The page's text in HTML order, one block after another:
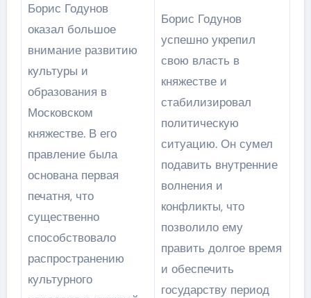
Борис Годунов
оказал большое
внимание развитию
культуры и
образования в
Московском
княжестве. В его
правление была
основана первая
печатня, что
существенно
способствовало
распространению
культурного
Борис Годунов
успешно укрепил
свою власть в
княжестве и
стабилизировал
политическую
ситуацию. Он сумел
подавить внутренние
волнения и
конфликты, что
позволило ему
править долгое время
и обеспечить
государству период